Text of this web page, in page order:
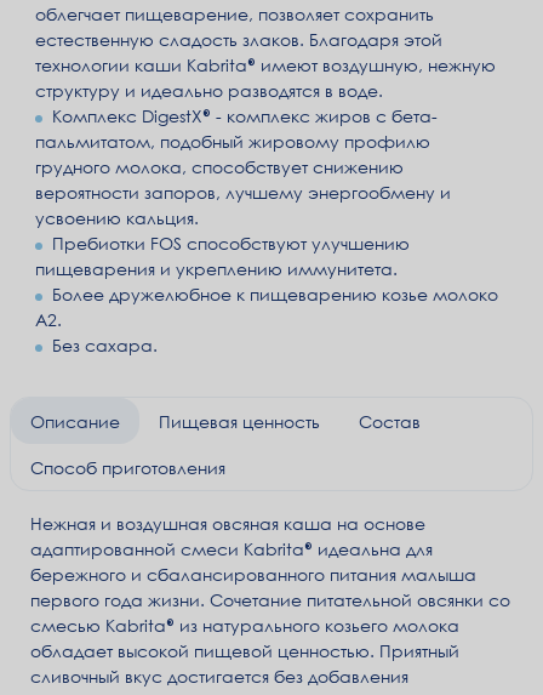
облегчает пищеварение, позволяет сохранить
естественную сладость злаков. Благодаря этой
технологии каши Kabrita® имеют воздушную, нежную
структуру и идеально разводятся в воде.
Комплекс DigestX® - комплекс жиров с бета-
пальмитатом, подобный жировому профилю
грудного молока, способствует снижению
вероятности запоров, лучшему энергообмену и
усвоению кальция.
Пребиотки FOS способствуют улучшению
пищеварения и укреплению иммунитета.
Более дружелюбное к пищеварению козье молоко
А2.
Без сахара.
Описание Пищевая ценность Состав
Способ приготовления
Нежная и воздушная овсяная каша на основе
адаптированной смеси Kabrita® идеальна для
бережного и сбалансированного питания малыша
первого года жизни. Сочетание питательной овсянки со
смесью Kabrita® из натурального козьего молока
обладает высокой пищевой ценностью. Приятный
сливочный вкус достигается без добавления